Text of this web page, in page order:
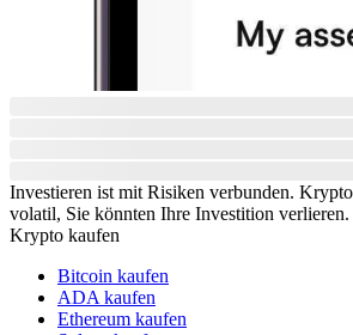
Investieren ist mit Risiken verbunden.
volatil, Sie könnten Ihre Investition verlieren.
Krypto kaufen
Bitcoin kaufen
ADA kaufen
Ethereum kaufen